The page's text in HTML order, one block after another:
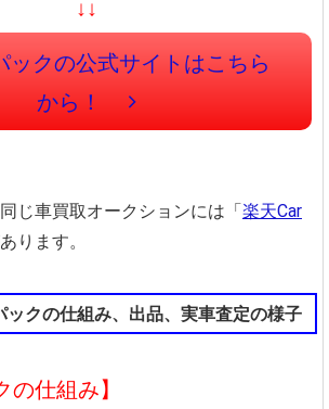
↓↓
ックの公式サイトはこちら
から！
じ車買取オークションには「楽天Car
ります。
ックの仕組み、出品、実車査定の様子
の仕組み】